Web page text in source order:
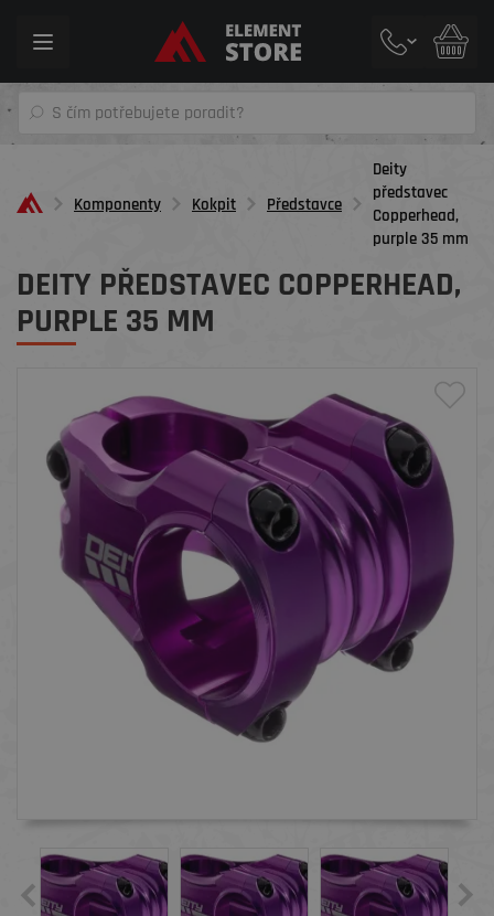
Toggle
Komponenty Kokpit Představce
Deity
představec
Copperhead,
purple 35 mm
DEITY PŘEDSTAVEC COPPERHEAD,
PURPLE 35 MM